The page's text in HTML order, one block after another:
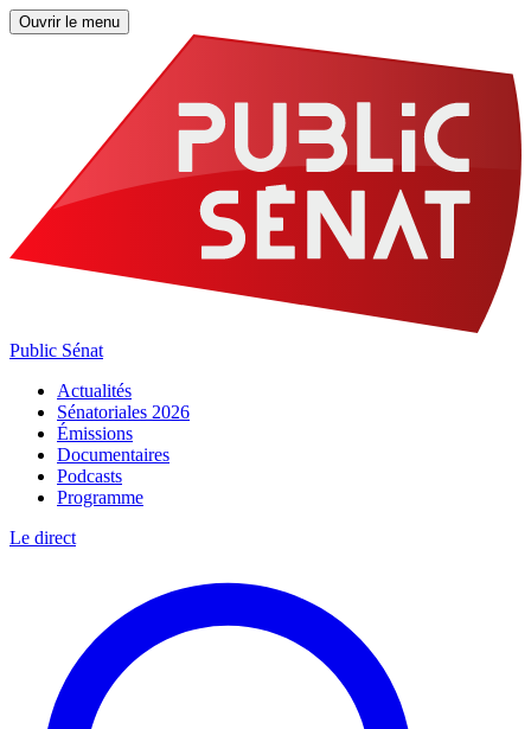
Ouvrir le menu
Public Sénat
Actualités
Sénatoriales 2026
Émissions
Documentaires
Podcasts
Programme
Le direct